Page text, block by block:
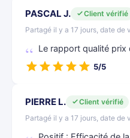
PASCAL J.
Client vérifié
Partagé il y a 17 jours, date de
Le rapport qualité prix
5/5
PIERRE L.
Client vérifié
Partagé il y a 17 jours, date de